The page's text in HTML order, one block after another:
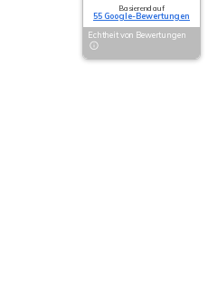
Basierend auf
55 Google-Bewertungen
Echtheit von Bewertungen